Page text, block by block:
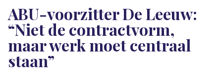
ABU-voorzitter De Leeuw:
“Niet de contractvorm,
maar werk moet centraal
staan”